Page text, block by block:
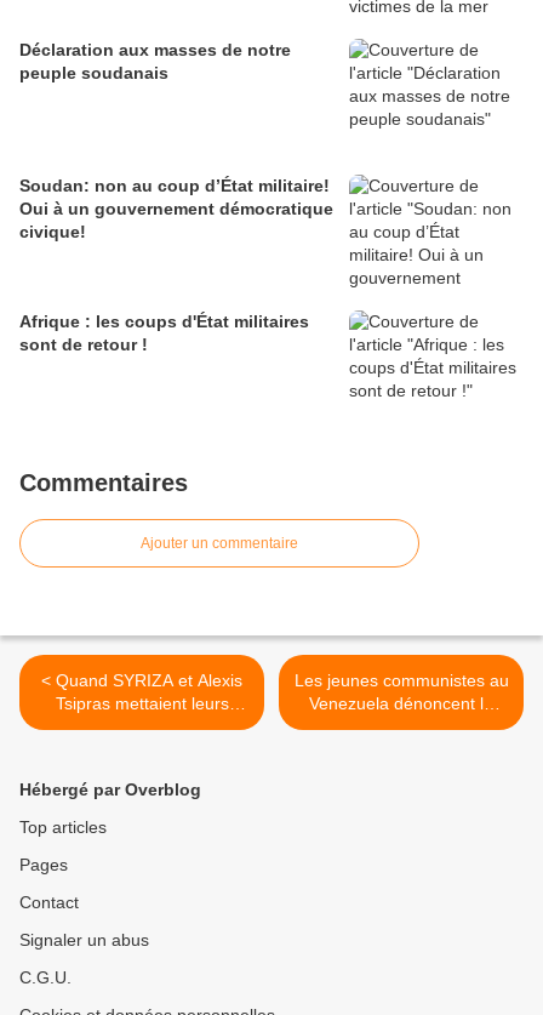
Déclaration aux masses de notre
peuple soudanais
Soudan: non au coup d’État militaire!
Oui à un gouvernement démocratique
civique!
Afrique : les coups d'État militaires
sont de retour !
Commentaires
Ajouter un commentaire
< Quand SYRIZA et Alexis
Tsipras mettaient leurs
espoirs dans l'élection de
Les jeunes communistes au
Venezuela dénoncent la
violence fasciste et
Hébergé par Overblog
Top articles
Pages
Contact
Signaler un abus
C.G.U.